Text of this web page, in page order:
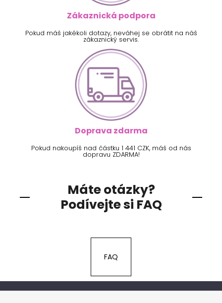
Zákaznická podpora
Pokud máš jakékoli dotazy, neváhej se obrátit na náš
zákaznický servis.
Doprava zdarma
Pokud nakoupíš nad částku 1 441 CZK, máš od nás
dopravu ZDARMA!
Máte otázky?
Podívejte si FAQ
FAQ
Z